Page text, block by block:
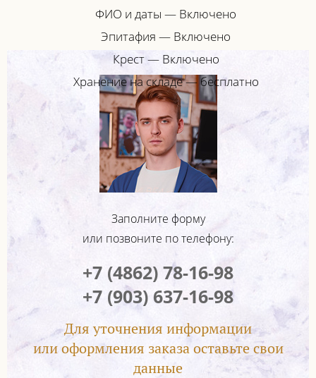
Заполните форму
или позвоните по телефону:
+7 (4862) 78-16-98
+7 (903) 637-16-98
Для уточнения информации
или оформления заказа оставьте свои
данные
ФИО и даты — Включено
Эпитафия — Включено
Крест — Включено
Хранение на складе — бесплатно